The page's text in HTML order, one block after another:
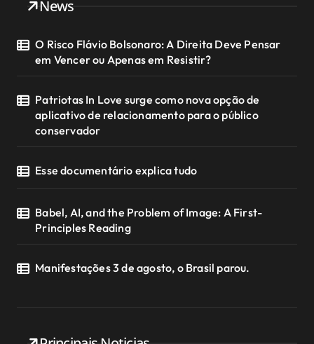
News
O Risco Flávio Bolsonaro: A Direita Deve Pensar
em Vencer ou Apenas em Resistir?
Patriotas In Love surge como nova opção de
aplicativo de relacionamento para o público
conservador
Esse documentário explica tudo
Babel, AI, and the Problem of Image: A First-
Principles Reading
Manifestações 3 de agosto, o Brasil parou.